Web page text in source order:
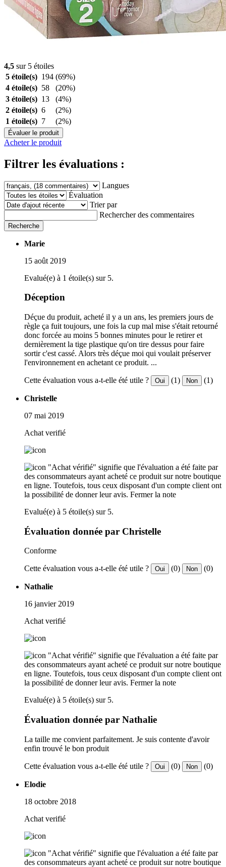
4,5 sur 5 étoiles
5 étoile(s) 194 (69%)
4 étoile(s) 58
(20%)
3 étoile(s) 13
(4%)
2 étoile(s) 6
(2%)
1 étoile(s) 7 (2%)
Évaluer le produit
Acheter le produit
Filtrer les évaluations :
Langues
Évaluation
Trier par
Rechercher des commentaires
Recherche
Marie
15 août 2019
Evalué(e) à 1 étoile(s) sur 5.
Déception
Déçue du produit, acheté il y a un ans, les premiers jours de
règle ça fuit toujours, une fois la cup mal mise s'était retourné
donc forcée au moins 5 bonnes minutes pour le retirer et
dernièrement la tige plastique qu'on tire dessus pour faire
sortir c'est cassé. Alors très déçue moi qui voulait préserver
l'environnement en achetant ce produit. ...
Cette évaluation vous a-t-elle été utile ? Oui (1) Non (1)
Christelle
07 mai 2019
Achat verifié
"Achat vérifié" signifie que l'évaluation a été faite par
des consommateurs ayant acheté ce produit sur notre boutique
en ligne. Toutefois, tous ceux disposant d'un compte client ont
la possibilité de donner leur avis. Fermer la note
Evalué(e) à 5 étoile(s) sur 5.
Évaluation donnée par Christelle
Conforme
Cette évaluation vous a-t-elle été utile ? Oui (0) Non (0)
Nathalie
16 janvier 2019
Achat verifié
"Achat vérifié" signifie que l'évaluation a été faite par
des consommateurs ayant acheté ce produit sur notre boutique
en ligne. Toutefois, tous ceux disposant d'un compte client ont
la possibilité de donner leur avis. Fermer la note
Evalué(e) à 5 étoile(s) sur 5.
Évaluation donnée par Nathalie
La taille me convient parfaitement. Je suis contente d'avoir
enfin trouvé le bon produit
Cette évaluation vous a-t-elle été utile ? Oui (0) Non (0)
Elodie
18 octobre 2018
Achat verifié
"Achat vérifié" signifie que l'évaluation a été faite par
des consommateurs ayant acheté ce produit sur notre boutique